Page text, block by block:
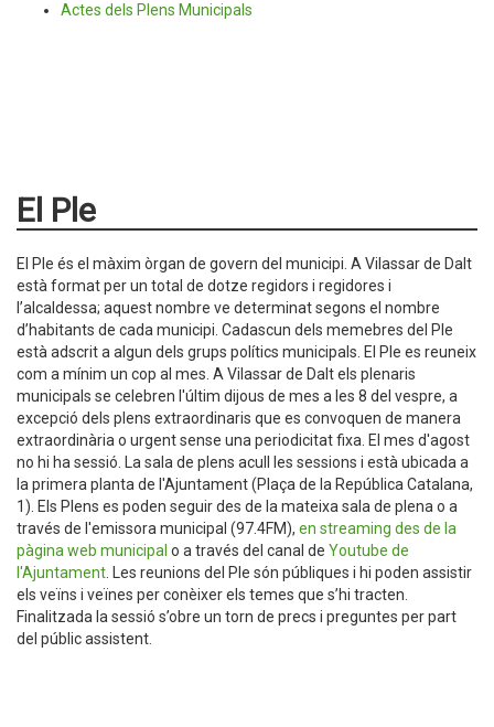
Actes dels Plens Municipals
El Ple
El Ple és el màxim òrgan de govern del municipi. A Vilassar de Dalt
està format per un total de dotze regidors i regidores i
l’alcaldessa; aquest nombre ve determinat segons el nombre
d’habitants de cada municipi. Cadascun dels memebres del Ple
està adscrit a algun dels grups polítics municipals. El Ple es reuneix
com a mínim un cop al mes. A Vilassar de Dalt els plenaris
municipals se celebren l'últim dijous de mes a les 8 del vespre, a
excepció dels plens extraordinaris que es convoquen de manera
extraordinària o urgent sense una periodicitat fixa. El mes d'agost
no hi ha sessió. La sala de plens acull les sessions i està ubicada a
la primera planta de l'Ajuntament (Plaça de la República Catalana,
1). Els Plens es poden seguir des de la mateixa sala de plena o a
través de l'emissora municipal (97.4FM), en streaming des de la
pàgina web municipal o a través del canal de Youtube de
l'Ajuntament . Les reunions del Ple són públiques i hi poden assistir
els veïns i veïnes per conèixer els temes que s’hi tracten.
Finalitzada la sessió s’obre un torn de precs i preguntes per part
del públic assistent.